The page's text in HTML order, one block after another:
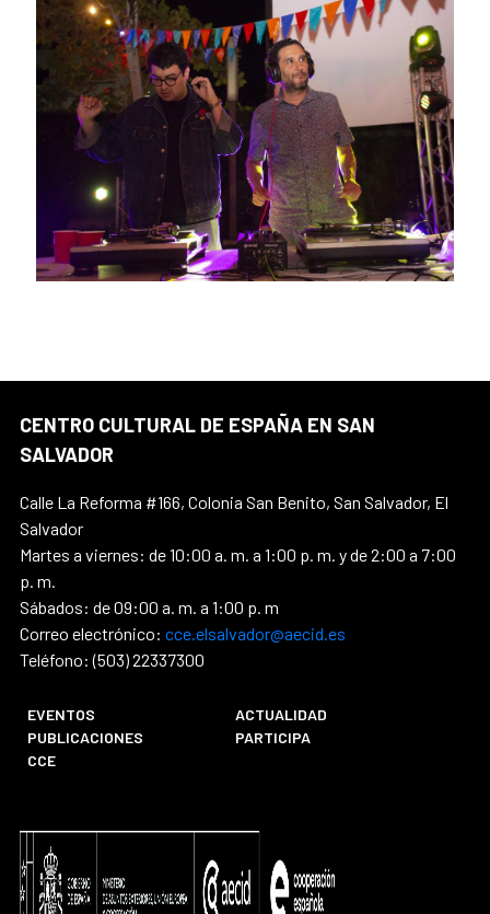
CENTRO CULTURAL DE ESPAÑA EN SAN
SALVADOR
Calle La Reforma #166, Colonia San Benito, San Salvador, El
Salvador
Martes a viernes: de 10:00 a. m. a 1:00 p. m. y de 2:00 a 7:00
p. m.
Sábados: de 09:00 a. m. a 1:00 p. m
Correo electrónico: cce.elsalvador@aecid.es
Teléfono: (503) 22337300
EVENTOS
ACTUALIDAD
PUBLICACIONES
PARTICIPA
CCE